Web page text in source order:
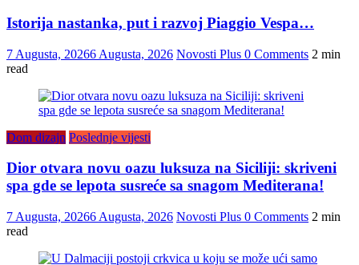
Istorija nastanka, put i razvoj Piaggio Vespa…
7 Augusta, 20266 Augusta, 2026 Novosti Plus 0 Comments 2 min
read
Dom dizajn Poslednje vijesti
Dior otvara novu oazu luksuza na Siciliji: skriveni
spa gde se lepota susreće sa snagom Mediterana!
7 Augusta, 20266 Augusta, 2026 Novosti Plus 0 Comments 2 min
read